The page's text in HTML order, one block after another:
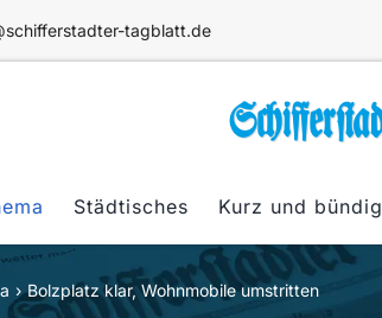
tagblatt.de
Städtisches Kurz und bündig
Bolzplatz klar, Wohnmobile umstritten